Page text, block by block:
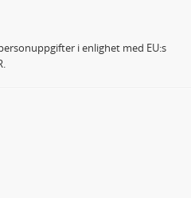
i enlighet med EU:s